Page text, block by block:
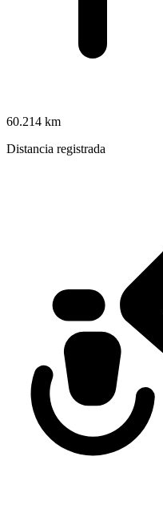
60.214 km
Distancia registrada